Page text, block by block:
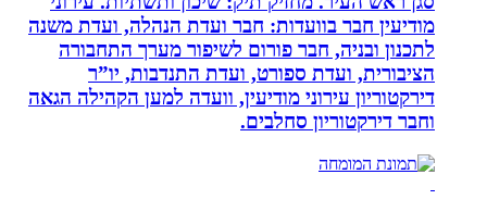
מודיעין חבר בוועדות: חבר ועדת הנהלה, ועדת משנה
לתכנון ובניה, חבר פורום לשיפור מערך התחבורה
הציבורית, ועדת ספורט, ועדת התנדבות, יו”ר
דירקטוריון עירוני מודיעין, וועדה למען הקהילה הגאה
וחבר דירקטוריון סחלבים.